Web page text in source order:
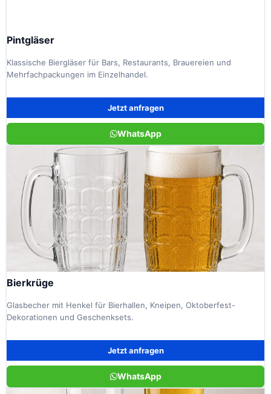
Pintgläser
Klassische Biergläser für Bars, Restaurants, Brauereien und
Mehrfachpackungen im Einzelhandel.
Jetzt anfragen
WhatsApp
Bierkrüge
Glasbecher mit Henkel für Bierhallen, Kneipen, Oktoberfest-
Dekorationen und Geschenksets.
Jetzt anfragen
WhatsApp